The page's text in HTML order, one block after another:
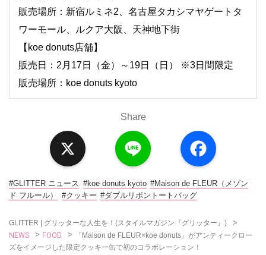
販売場所：新宿ルミネ2、名古屋タカシマヤゲートタ
ワーモール、ルクア大阪、天神地下街
【koe donuts店舗】
販売日：2月17日（金）～19日（日） ※3日間限定
販売場所：koe donuts kyoto
Share
a
c
o
#GLITTER ニュース #koe donuts kyoto #Maison de FLEUR（メゾン
ド フルール）
#クッキー #ダブルリボントートバッグ
GLITTER | グリッターな人生を！(スタイルマガジン『グリッター』) >
NEWS > FOOD >
「Maison de FLEUR×koe donuts」がアンティークロー
ズをイメージした限定クッキー缶で初のコラボレーション！